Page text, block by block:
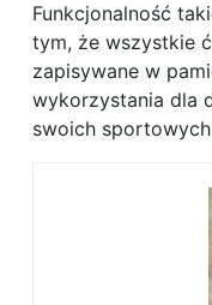
Funkcjonalność
tym, że wszystkie
zapisywane w
wykorzystania dla
swoich